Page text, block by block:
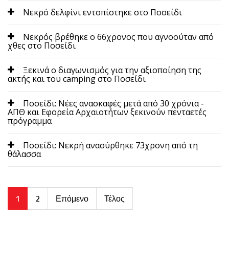
Νεκρό δελφίνι εντοπίστηκε στο Ποσείδι
Νεκρός βρέθηκε ο 66χρονος που αγνοούταν από
χθες στο Ποσείδι
Ξεκινά ο διαγωνισμός για την αξιοποίηση της
ακτής και του camping στο Ποσείδι
Ποσείδι: Νέες ανασκαφές μετά από 30 χρόνια -
ΑΠΘ και Εφορεία Αρχαιοτήτων ξεκινούν πενταετές
πρόγραμμα
Ποσείδι: Νεκρή ανασύρθηκε 73χρονη από τη
θάλασσα
1 2 Επόμενο Τέλος